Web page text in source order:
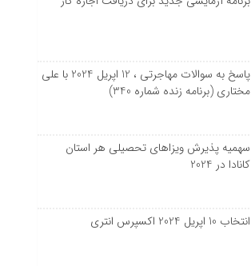
پاسخ به سوالات مهاجرتی ، 12 اپریل 2024 با علی
مختاری (برنامه زنده شماره 340)
سهمیه پذیرش ویزاهای تحصیلی هر استان‌
کانادا در 2024
انتخاب 10 اپریل 2024 اکسپرس انتری